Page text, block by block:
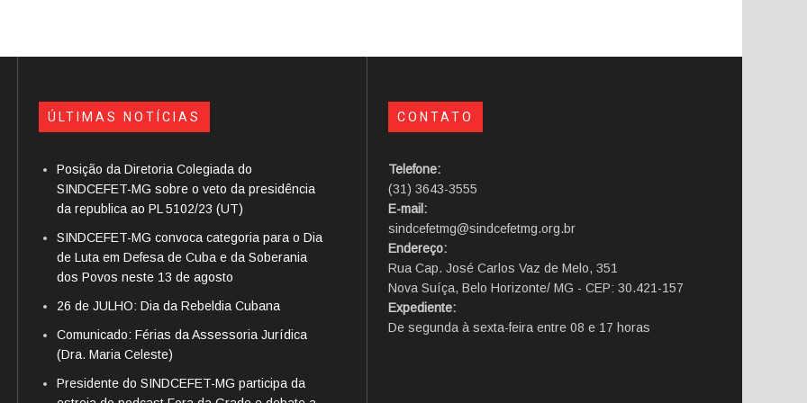
ÚLTIMAS NOTÍCIAS
Posição da Diretoria Colegiada do
SINDCEFET-MG sobre o veto da presidência
da republica ao PL 5102/23 (UT)
SINDCEFET-MG convoca categoria para o Dia
de Luta em Defesa de Cuba e da Soberania
dos Povos neste 13 de agosto
26 de JULHO: Dia da Rebeldia Cubana
Comunicado: Férias da Assessoria Jurídica
(Dra. Maria Celeste)
Presidente do SINDCEFET-MG participa da
CONTATO
Telefone:
(31) 3643-3555
E-mail:
sindcefetmg@sindcefetmg.org.br
Endereço:
Rua Cap. José Carlos Vaz de Melo, 351
Nova Suíça, Belo Horizonte/ MG - CEP: 30.421-157
Expediente:
De segunda à sexta-feira entre 08 e 17 horas